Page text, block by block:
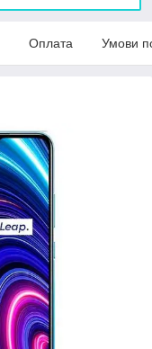
Оплата Умови